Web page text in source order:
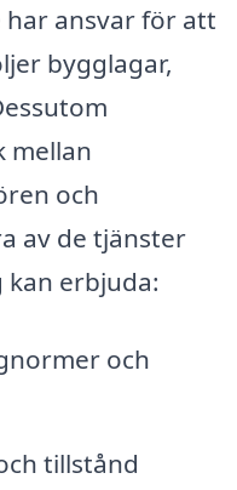
har ansvar för att
bygglagar,
mellan
och
av de tjänster
erbjuda:
och
tillstånd